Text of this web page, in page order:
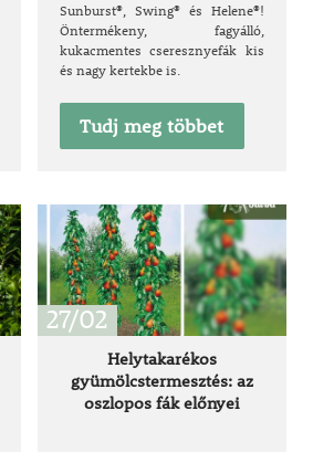
Sunburst®, Swing® és Helene®!
Öntermékeny, fagyálló,
kukacmentes cseresznyefák kis
és nagy kertekbe is.
Tudj meg többet
27/02
Helytakarékos
gyümölcstermesztés: az
oszlopos fák előnyei